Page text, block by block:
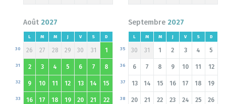
Août 2027
L M M J V S D
26
30 27 28 29 30 31 1
2
31 3 4 5 6 7 8
9
32 10 11 12 13 14 15
16
33 17 18 19 20 21 22
Septembre 2027
L M M J V S D
30
35 31 1 2 3 4 5
6
36 7 8 9 10 11 12
13
37 14 15 16 17 18 19
20
38 21 22 23 24 25 26